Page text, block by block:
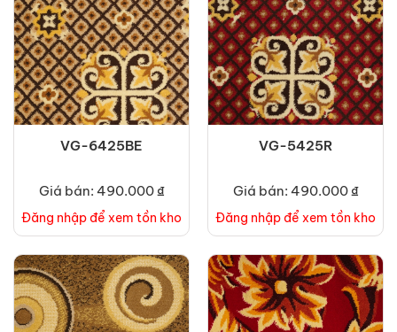
VG-6425BE
Giá bán: 490.000 ₫
Đăng nhập để xem tồn kho
VG-5425R
Giá bán: 490.000 ₫
Đăng nhập để xem tồn kho